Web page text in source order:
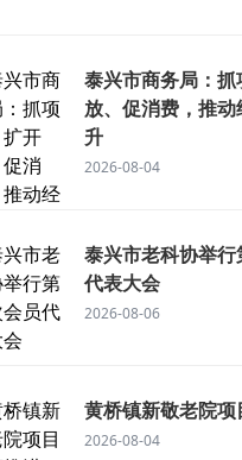
泰兴市商务局：
放、促消费，推
升
2026-08-04
泰兴市老科协举行
代表大会
2026-08-06
黄桥镇新敬老院
2026-08-04